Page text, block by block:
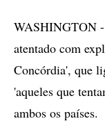
WASHINGTON -
atentado com
Concórdia', que
'aqueles que
ambos os países.